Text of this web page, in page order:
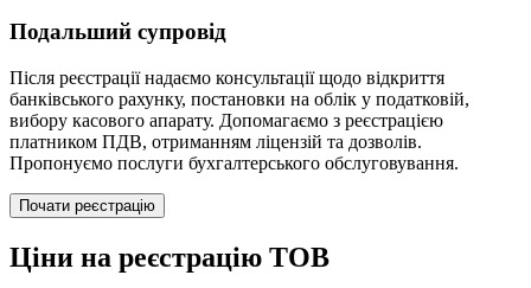
Подальший супровід
Після реєстрації надаємо консультації щодо відкриття
банківського рахунку, постановки на облік у податковій,
вибору касового апарату. Допомагаємо з реєстрацією
платником ПДВ, отриманням ліцензій та дозволів.
Пропонуємо послуги бухгалтерського обслуговування.
Почати реєстрацію
Ціни на реєстрацію ТОВ